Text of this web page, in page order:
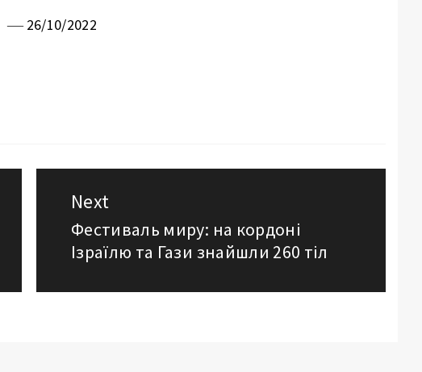
26/10/2022
Next
Next
post:
Фестиваль миру: на кордоні
Ізраїлю та Гази знайшли 260 тіл